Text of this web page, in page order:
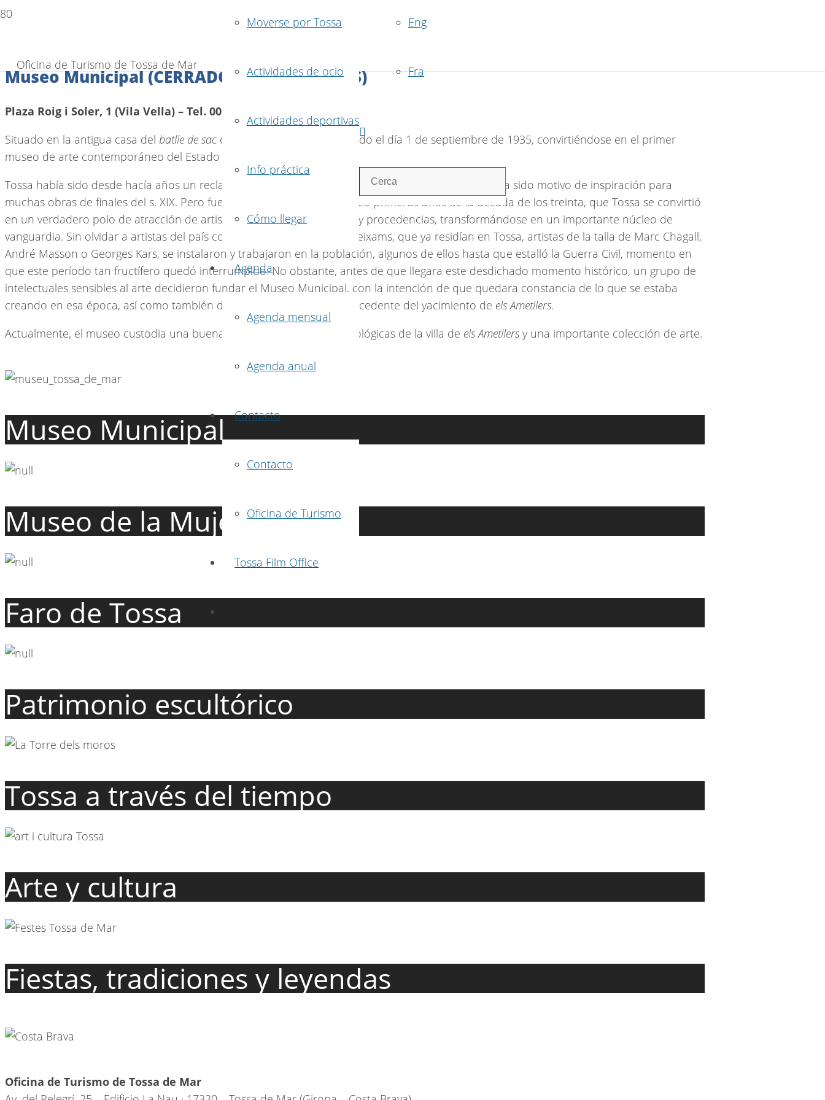
Oficina de Turismo de Tossa de Mar
Moverse por Tossa
Actividades de ocio
Actividades deportivas
Info práctica
Cómo llegar
Agenda
Agenda mensual
Agenda anual
Contacto
Contacto
Oficina de Turismo
Tossa Film Office
Eng
Fra
Museo Municipal (CERRADO POR REFORMAS)
Plaza Roig i Soler, 1 (Vila Vella) – Tel. 00 34 972 340 709
Situado en la antigua casa del batlle de sac o gobernador, fue inaugurado el día 1 de septiembre de 1935, convirtiéndose en el primer
museo de arte contemporáneo del Estado Español.
Tossa había sido desde hacía años un reclamo para muchos artistas, y la belleza de su paisaje había sido motivo de inspiración para
muchas obras de finales del s. XIX. Pero fue en el s. XX, durante los cinco primeros años de la década de los treinta, que Tossa se convirtió
en un verdadero polo de atracción de artistas de todas las disciplinas y procedencias, transformándose en un importante núcleo de
vanguardia. Sin olvidar a artistas del país como Rafael Benet o Pere Creixams, que ya residían en Tossa, artistas de la talla de Marc Chagall,
André Masson o Georges Kars, se instalaron y trabajaron en la población, algunos de ellos hasta que estalló la Guerra Civil, momento en
que este período tan fructífero quedó interrumpido. No obstante, antes de que llegara este desdichado momento histórico, un grupo de
intelectuales sensibles al arte decidieron fundar el Museo Municipal, con la intención de que quedara constancia de lo que se estaba
creando en esa época, así como también del legado arqueológico procedente del yacimiento de els Ametllers.
Actualmente, el museo custodia una buena parte de las piezas arqueológicas de la villa de els Ametllers y una importante colección de arte.
Museo Municipal
Museo de la Mujer
Faro de Tossa
Patrimonio escultórico
Tossa a través del tiempo
Arte y cultura
Fiestas, tradiciones y leyendas
Oficina de Turismo de Tossa de Mar